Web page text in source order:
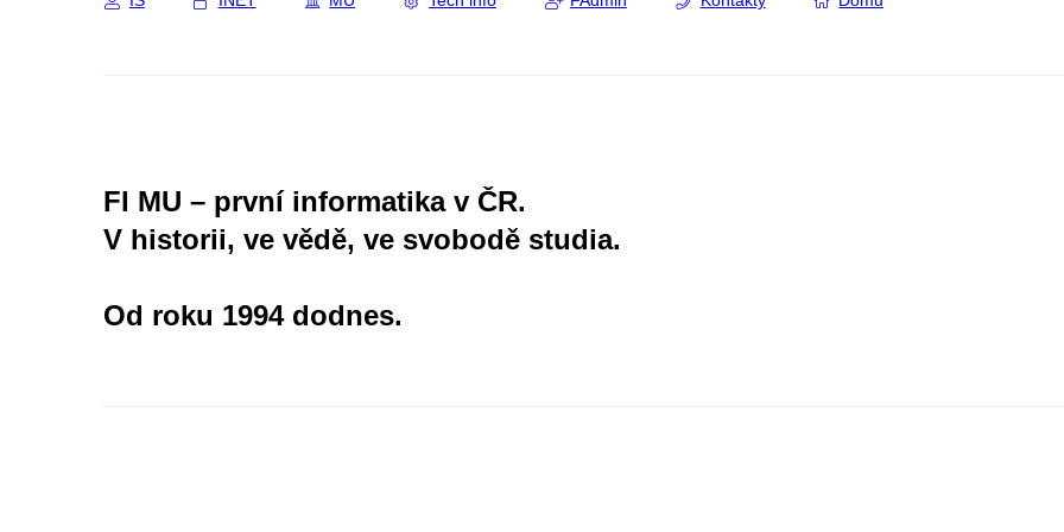
FI MU – první informatika v ČR.
V historii, ve vědě, ve svobodě studia.
Od roku 1994 dodnes.